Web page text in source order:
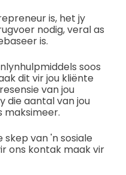
is, het jy
nodig, veral as
is.
soos
dit vir jou kliënte
van jou
die aantal van jou
maksimeer.
van 'n sosiale
ons kontak maak vir